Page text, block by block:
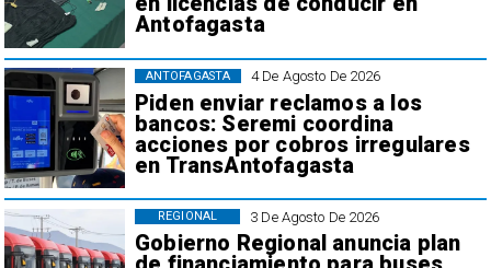
Antofagasta
4 De Agosto De 2026
Piden enviar reclamos a los
bancos: Seremi coordina
acciones por cobros irregulares
en TransAntofagasta
ANTOFAGASTA
3 De Agosto De 2026
Gobierno Regional anuncia plan
REGIONAL